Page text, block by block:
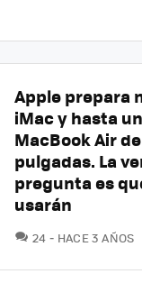
Apple prepara
iMac y hasta un
MacBook Air de
pulgadas. La
pregunta es
usarán
24 COMENTARIOS
HACE 3 AÑOS